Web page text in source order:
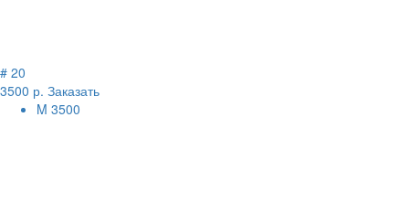
# 20
3500 р. Заказать
M 3500